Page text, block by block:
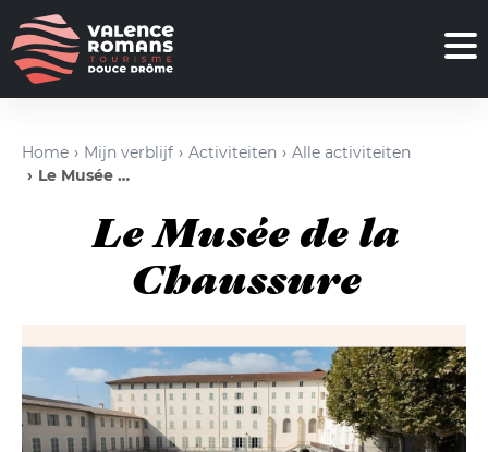
Home Mijn verblijf Activiteiten
Alle activiteiten
Le Musée de la Chaussure
Le Musée de la
Chaussure